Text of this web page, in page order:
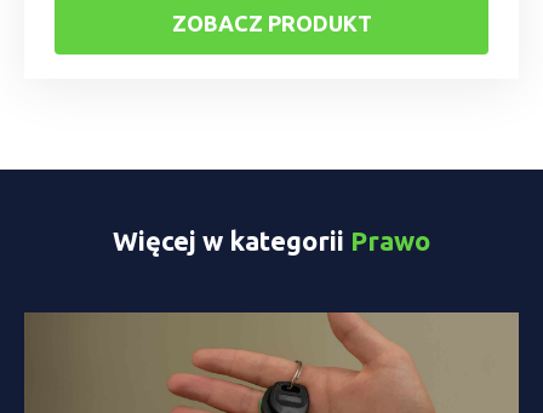
ZOBACZ PRODUKT
Więcej w kategorii Prawo